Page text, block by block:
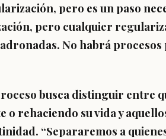
pero es un paso
pero cualquier
No habrá procesos
busca distinguir entre
rehaciendo su vida y
“Separaremos a